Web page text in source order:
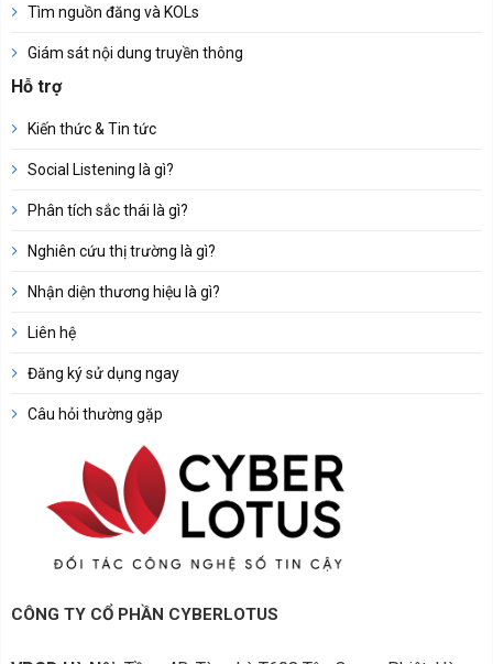
Tìm nguồn đăng và KOLs
Giám sát nội dung truyền thông
Hỗ trợ
Kiến thức & Tin tức
Social Listening là gì?
Phân tích sắc thái là gì?
Nghiên cứu thị trường là gì?
Nhận diện thương hiệu là gì?
Liên hệ
Đăng ký sử dụng ngay
Câu hỏi thường gặp
CÔNG TY CỔ PHẦN CYBERLOTUS